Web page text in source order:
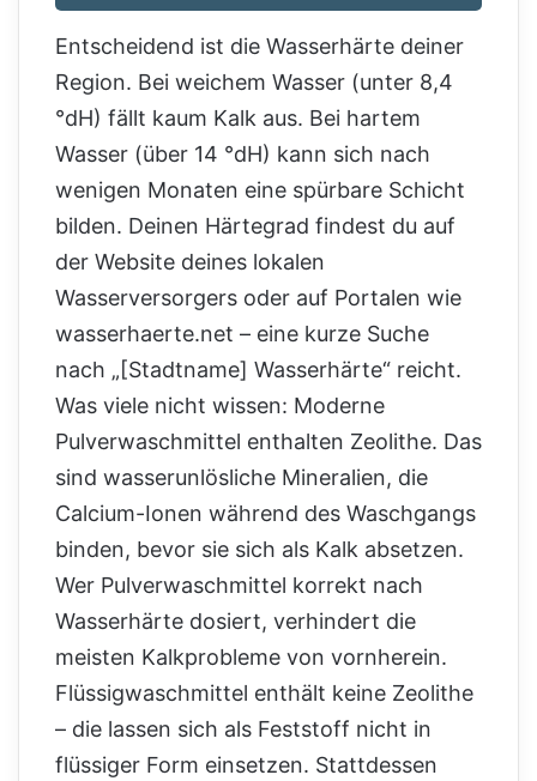
Entscheidend ist die Wasserhärte deiner
Region. Bei weichem Wasser (unter 8,4
°dH) fällt kaum Kalk aus. Bei hartem
Wasser (über 14 °dH) kann sich nach
wenigen Monaten eine spürbare Schicht
bilden. Deinen Härtegrad findest du auf
der Website deines lokalen
Wasserversorgers oder auf Portalen wie
wasserhaerte.net – eine kurze Suche
nach „[Stadtname] Wasserhärte“ reicht.
Was viele nicht wissen: Moderne
Pulverwaschmittel enthalten Zeolithe. Das
sind wasserunlösliche Mineralien, die
Calcium-Ionen während des Waschgangs
binden, bevor sie sich als Kalk absetzen.
Wer Pulverwaschmittel korrekt nach
Wasserhärte dosiert, verhindert die
meisten Kalkprobleme von vornherein.
Flüssigwaschmittel enthält keine Zeolithe
– die lassen sich als Feststoff nicht in
flüssiger Form einsetzen. Stattdessen